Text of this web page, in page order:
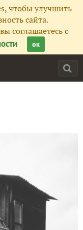
чтобы улучшить
сайта.
соглашаетесь с
ок